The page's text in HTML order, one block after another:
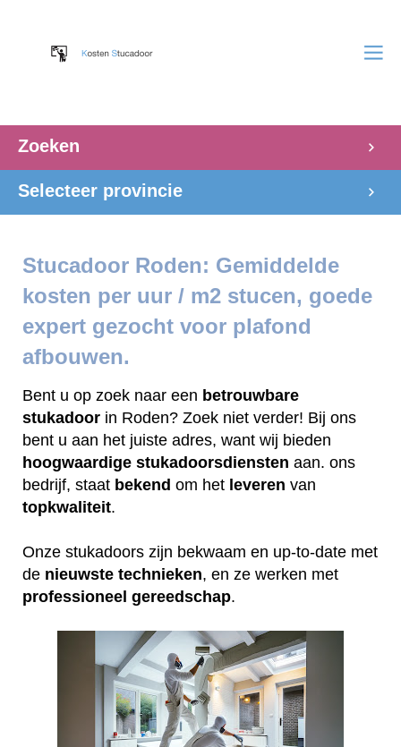
Zoeken
Selecteer provincie
Stucadoor Roden: Gemiddelde
kosten per uur / m2 stucen, goede
expert gezocht voor plafond
afbouwen.
Bent u op zoek naar een betrouwbare
stukadoor in Roden? Zoek niet verder! Bij ons
bent u aan het juiste adres, want wij bieden
hoogwaardige stukadoorsdiensten aan. ons
bedrijf, staat bekend om het leveren van
topkwaliteit.
Onze stukadoors zijn bekwaam en up-to-date met
de nieuwste technieken, en ze werken met
professioneel gereedschap.